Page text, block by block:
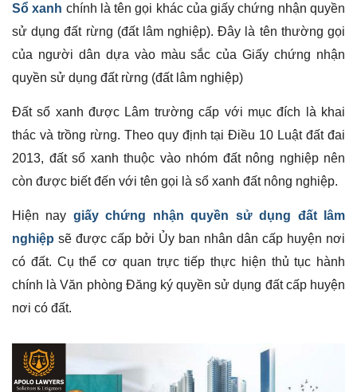
Sổ xanh chính là tên gọi khác của giấy chứng nhận quyền
sử dụng đất rừng (đất lâm nghiệp). Đây là tên thường gọi
của người dân dựa vào màu sắc của Giấy chứng nhận
quyền sử dụng đất rừng (đất lâm nghiệp)
Đất sổ xanh được Lâm trường cấp với mục đích là khai
thác và trồng rừng. Theo quy định tại Điều 10 Luật đất đai
2013, đất sổ xanh thuộc vào nhóm đất nông nghiệp nên
còn được biết đến với tên gọi là sổ xanh đất nông nghiệp.
Hiện nay giấy chứng nhận quyền sử dụng đất lâm
nghiệp sẽ được cấp bởi Ủy ban nhân dân cấp huyện nơi
có đất. Cụ thể cơ quan trực tiếp thực hiện thủ tục hành
chính là Văn phòng Đăng ký quyền sử dụng đất cấp huyện
nơi có đất.